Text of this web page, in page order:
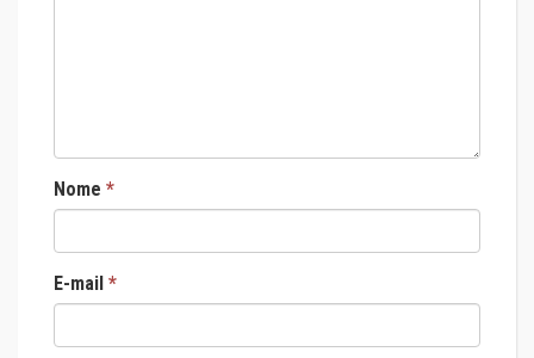
Nome *
E-mail *